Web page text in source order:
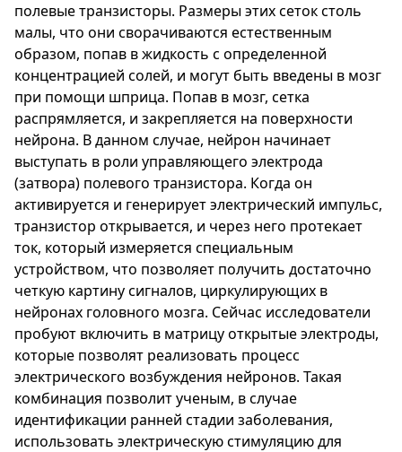
полевые транзисторы. Размеры этих сеток столь
малы, что они сворачиваются естественным
образом, попав в жидкость с определенной
концентрацией солей, и могут быть введены в мозг
при помощи шприца. Попав в мозг, сетка
распрямляется, и закрепляется на поверхности
нейрона. В данном случае, нейрон начинает
выступать в роли управляющего электрода
(затвора) полевого транзистора. Когда он
активируется и генерирует электрический импульс,
транзистор открывается, и через него протекает
ток, который измеряется специальным
устройством, что позволяет получить достаточно
четкую картину сигналов, циркулирующих в
нейронах головного мозга. Сейчас исследователи
пробуют включить в матрицу открытые электроды,
которые позволят реализовать процесс
электрического возбуждения нейронов. Такая
комбинация позволит ученым, в случае
идентификации ранней стадии заболевания,
использовать электрическую стимуляцию для